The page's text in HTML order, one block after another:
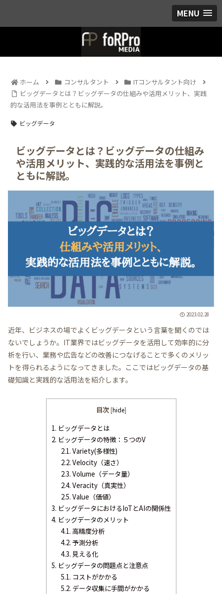
MENU
ホーム コンサルタント
ITコンサルタント向け
ビッグデータとは？ビッグデータの仕組みや活用メリット、実践
的な活用法を事例とともに解説。
ビッグデータ
ビッグデータとは？ビッグデータの仕組み
や活用メリット、実践的な活用法を事例と
ともに解説。
2023.02.28
近年、ビジネスの場でよくビッグデータという言葉を聞くのでは
ないでしょうか。IT業界ではビッグデータを活用して効率的に分
析を行い、業務や広告などの改善につなげることで多くのメリッ
トを得られるようになってきました。ここではビッグデータの基
礎知識と実践的な活用法を紹介します。
目次 [hide]
1. ビッグデータとは
2. ビッグデータの特徴：５つのV
2.1. Variety(多様性)
2.2. Velocity（速さ）
2.3. Volume（データ量）
2.4. Veracity（真実性）
2.5. Value（価値）
3. ビッグデータにおけるIoTとAIの関係性
4. ビッグデータのメリット
4.1. 高精度分析
4.2. 予測分析
4.3. 見える化
5. ビッグデータの問題点と注意点
5.1. コストがかかる
5.2. データ収集に手間がかかる